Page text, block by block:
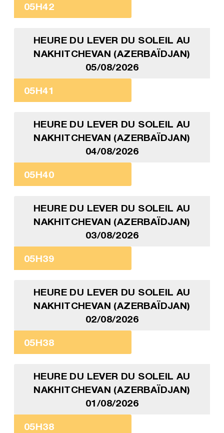
05H42
HEURE DU LEVER DU SOLEIL AU
NAKHITCHEVAN (AZERBAÏDJAN)
05/08/2026
05H41
HEURE DU LEVER DU SOLEIL AU
NAKHITCHEVAN (AZERBAÏDJAN)
04/08/2026
05H40
HEURE DU LEVER DU SOLEIL AU
NAKHITCHEVAN (AZERBAÏDJAN)
03/08/2026
05H39
HEURE DU LEVER DU SOLEIL AU
NAKHITCHEVAN (AZERBAÏDJAN)
02/08/2026
05H38
HEURE DU LEVER DU SOLEIL AU
NAKHITCHEVAN (AZERBAÏDJAN)
01/08/2026
05H38